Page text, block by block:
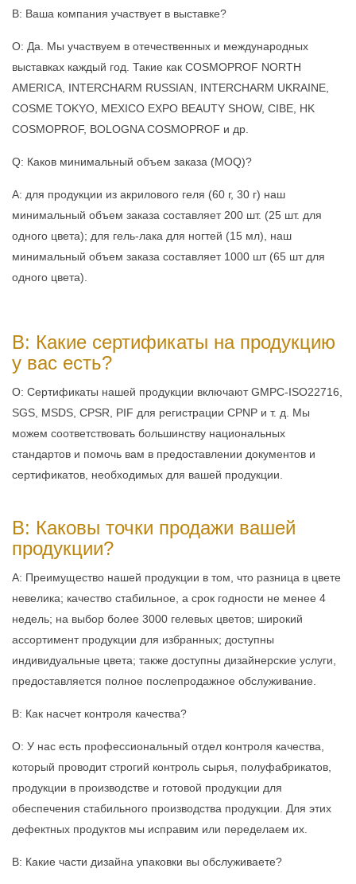
В: Ваша компания участвует в выставке?
О: Да. Мы участвуем в отечественных и международных
выставках каждый год. Такие как COSMOPROF NORTH
AMERICA, INTERCHARM RUSSIAN, INTERCHARM UKRAINE,
COSME TOKYO, MEXICO EXPO BEAUTY SHOW, CIBE, HK
COSMOPROF, BOLOGNA COSMOPROF и др.
Q: Каков минимальный объем заказа (MOQ)?
A: для продукции из акрилового геля (60 г, 30 г) наш
минимальный объем заказа составляет 200 шт. (25 шт. для
одного цвета); для гель-лака для ногтей (15 мл), наш
минимальный объем заказа составляет 1000 шт (65 шт для
одного цвета).
В: Какие сертификаты на продукцию
у вас есть?
О: Сертификаты нашей продукции включают GMPC-ISO22716,
SGS, MSDS, CPSR, PIF для регистрации CPNP и т. д. Мы
можем соответствовать большинству национальных
стандартов и помочь вам в предоставлении документов и
сертификатов, необходимых для вашей продукции.
В: Каковы точки продажи вашей
продукции?
A: Преимущество нашей продукции в том, что разница в цвете
невелика; качество стабильное, а срок годности не менее 4
недель; на выбор более 3000 гелевых цветов; широкий
ассортимент продукции для избранных; доступны
индивидуальные цвета; также доступны дизайнерские услуги,
предоставляется полное послепродажное обслуживание.
В: Как насчет контроля качества?
О: У нас есть профессиональный отдел контроля качества,
который проводит строгий контроль сырья, полуфабрикатов,
продукции в производстве и готовой продукции для
обеспечения стабильного производства продукции. Для этих
дефектных продуктов мы исправим или переделаем их.
В: Какие части дизайна упаковки вы обслуживаете?